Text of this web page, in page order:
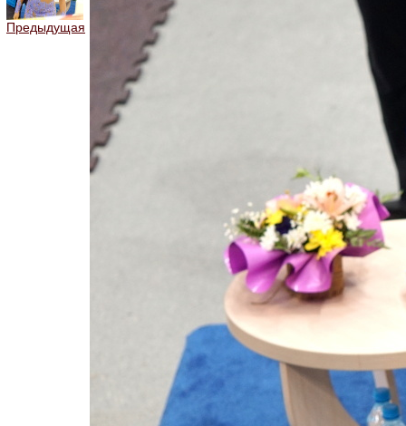
Предыдущая